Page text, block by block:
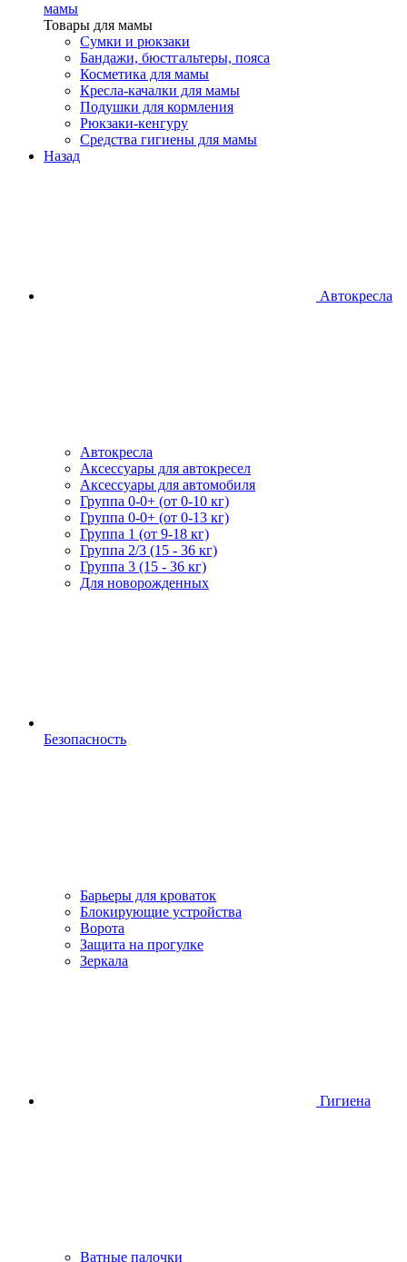
мамы
Товары для мамы
Сумки и рюкзаки
Бандажи, бюстгальтеры, пояса
Косметика для мамы
Кресла-качалки для мамы
Подушки для кормления
Рюкзаки-кенгуру
Средства гигиены для мамы
Назад
Автокресла
Автокресла
Аксессуары для автокресел
Аксессуары для автомобиля
Группа 0-0+ (от 0-10 кг)
Группа 0-0+ (от 0-13 кг)
Группа 1 (от 9-18 кг)
Группа 2/3 (15 - 36 кг)
Группа 3 (15 - 36 кг)
Для новорожденных
Безопасность
Барьеры для кроваток
Блокирующие устройства
Ворота
Защита на прогулке
Зеркала
Гигиена
Ватные палочки